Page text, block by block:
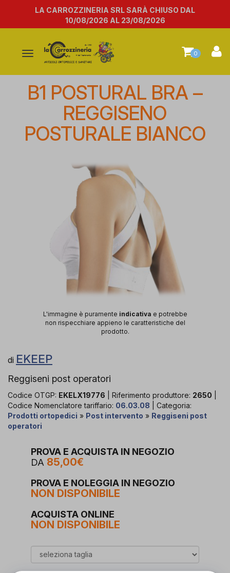
LA CARROZZINERIA SRL SARÀ CHIUSO DAL
10/08/2026 AL 23/08/2026
Attiva/disattiva
navigazione
0
B1 POSTURAL BRA –
REGGISENO
POSTURALE BIANCO
L'immagine è puramente indicativa e potrebbe
non rispecchiare appieno le caratteristiche del
prodotto.
di EKEEP
Reggiseni post operatori
Codice OTGP: EKELX19776 | Riferimento produttore: 2650
Codice Nomenclatore tariffario: 06.03.08
| Categoria:
Prodotti ortopedici » Post intervento » Reggiseni post
operatori
PROVA E ACQUISTA IN NEGOZIO
DA 85,00€
PROVA E NOLEGGIA IN NEGOZIO
NON DISPONIBILE
ACQUISTA ONLINE
NON DISPONIBILE